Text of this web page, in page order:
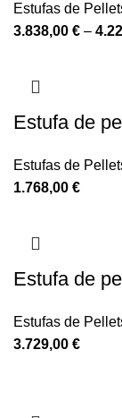
Estufas de
3.838,00 € –
Estufa de
Estufas de
1.768,00 €
Estufa de
Estufas de
3.729,00 €